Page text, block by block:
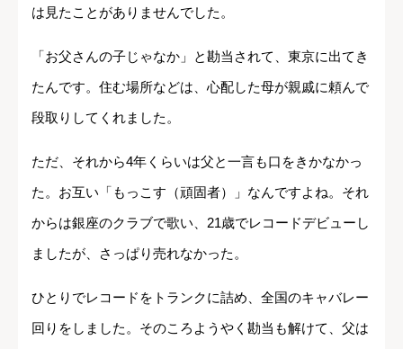
は見たことがありませんでした。
「お父さんの子じゃなか」と勘当されて、東京に出てき
たんです。住む場所などは、心配した母が親戚に頼んで
段取りしてくれました。
ただ、それから4年くらいは父と一言も口をきかなかっ
た。お互い「もっこす（頑固者）」なんですよね。それ
からは銀座のクラブで歌い、21歳でレコードデビューし
ましたが、さっぱり売れなかった。
ひとりでレコードをトランクに詰め、全国のキャバレー
回りをしました。そのころようやく勘当も解けて、父は